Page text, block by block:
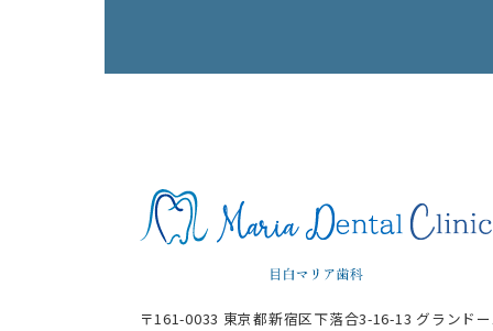
〒161-0033 東京都新宿区下落合3-16-13 グランド